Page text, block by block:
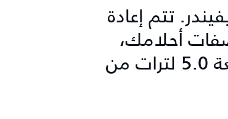
تتم إعادة
أحلامك،
ومزودة بمحرك بنزين V8 أصلي سعة 5.0 لترات من